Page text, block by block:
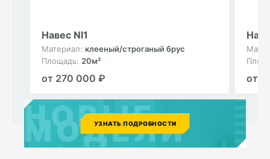
Навес Nl1
Материал: клееный/строганый брус
Площадь: 20м²
от 270 000 ₽ от 1
НОВЫЕ
МОДЕЛИ
УЗНАТЬ ПОДРОБНОСТИ